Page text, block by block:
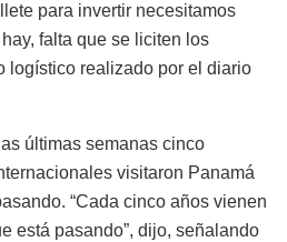
para invertir necesitamos
falta que se liciten los
logístico realizado por el diario
últimas semanas cinco
visitaron Panamá
“Cada cinco años vienen
está pasando”, dijo, señalando